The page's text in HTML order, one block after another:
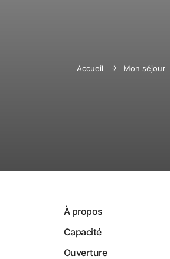
Accueil Mon séjour
À propos
Capacité
Ouverture